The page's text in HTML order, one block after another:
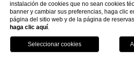
NUESTROS ALOJAMIENTOS
HOTEL SANTA MARINA
CA' MARINELLA
instalación de cookies que no sean cookies
banner y cambiar sus preferencias, haga clic
página del sitio web y de la página de
haga clic aquí.